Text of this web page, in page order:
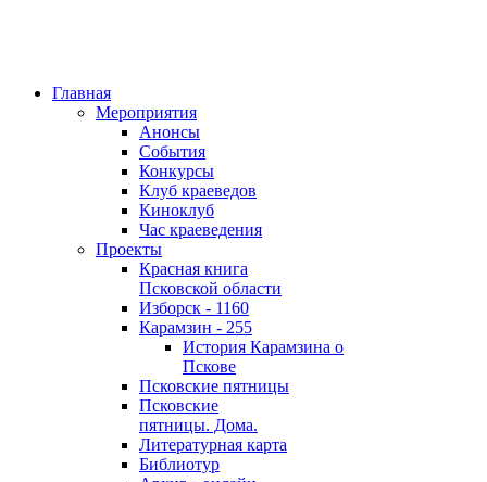
Главная
Мероприятия
Анонсы
События
Конкурсы
Клуб краеведов
Киноклуб
Час краеведения
Проекты
Красная книга
Псковской области
Изборск - 1160
Карамзин - 255
История Карамзина о
Пскове
Псковские пятницы
Псковские
пятницы. Дома.
Литературная карта
Библиотур